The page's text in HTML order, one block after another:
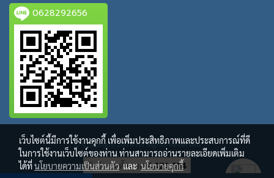
0628292656
© Copyright 2018 All Rights Reserved
ผู้เข้าชมวันนี้ 86
เว็บไซต์นี้มีการใช้งานคุกกี้ เพื่อเพิ่มประสิทธิภาพและประสบการณ์ที่ดี
ในการใช้งานเว็บไซต์ของท่าน ท่านสามารถอ่านรายละเอียดเพิ่มเติม
ได้ที่นโยบายความเป็นส่วนตัวและนโยบายคุกกี้